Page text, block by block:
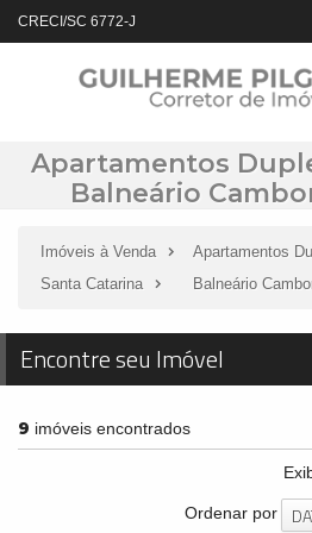
CRECI/SC 6772-J
Apartamentos
Balneário
Imóveis à Venda
Apartamentos
Santa Catarina
Balneário
Encontre seu Imóvel
9 imóveis encontrados
Ordenar por